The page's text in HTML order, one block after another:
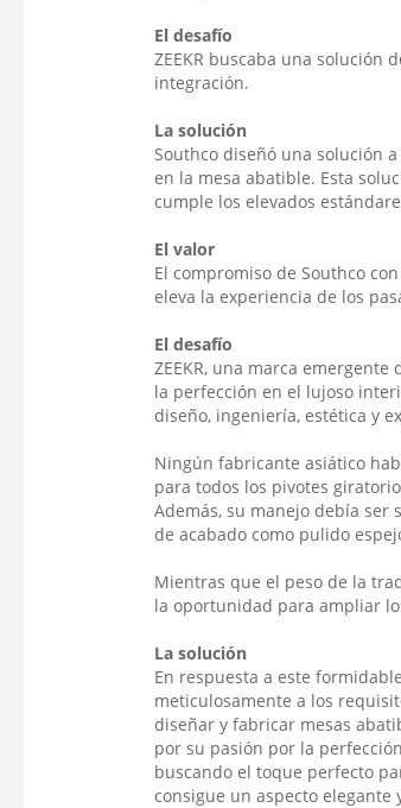
El desafío
ZEEKR buscaba una solución
integración.
La solución
Southco diseñó una solución
en la mesa abatible. Esta
cumple los elevados
El valor
El compromiso de Southco
eleva la experiencia de los
El desafío
ZEEKR, una marca
la perfección en el lujoso
diseño, ingeniería, estética y
Ningún fabricante asiático
para todos los pivotes
Además, su manejo debía ser
de acabado como pulido
Mientras que el peso de la
la oportunidad para ampliar
La solución
En respuesta a este
meticulosamente a los
diseñar y fabricar mesas
por su pasión por la
buscando el toque perfecto
consigue un aspecto elegante